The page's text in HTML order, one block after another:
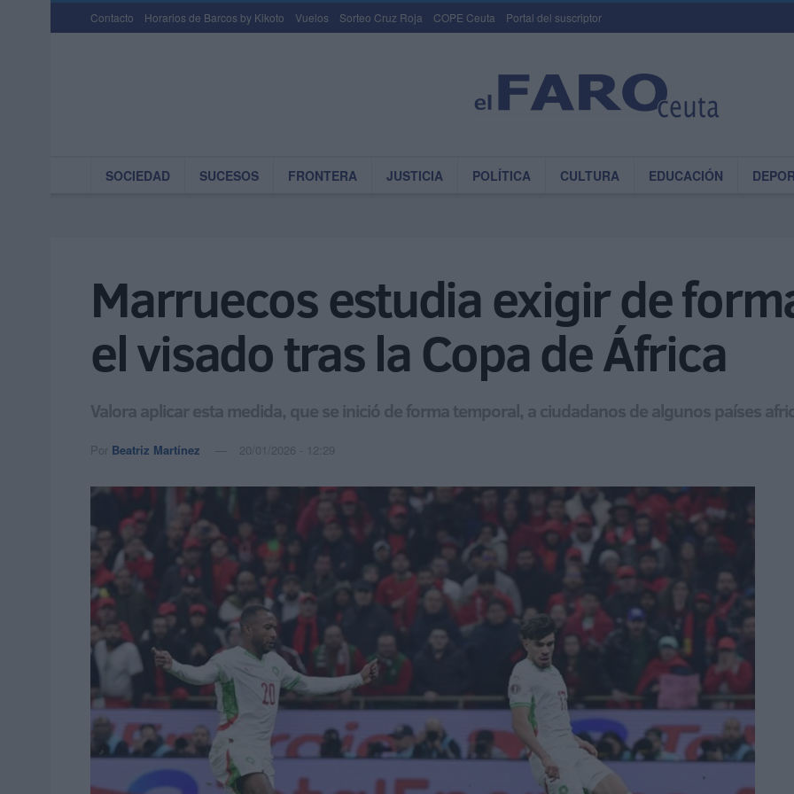
Contacto Horarios de Barcos by Kikoto Vuelos Sorteo Cruz Roja COPE Ceuta Portal del suscriptor
SOCIEDAD SUCESOS FRONTERA JUSTICIA POLÍTICA CULTURA EDUCACIÓN
Marruecos estudia exigir de
el visado tras la Copa de África
Valora aplicar esta medida, que se inició de forma temporal, a ciudadanos de algunos países
Por Beatriz Martínez 20/01/2026 - 12:29